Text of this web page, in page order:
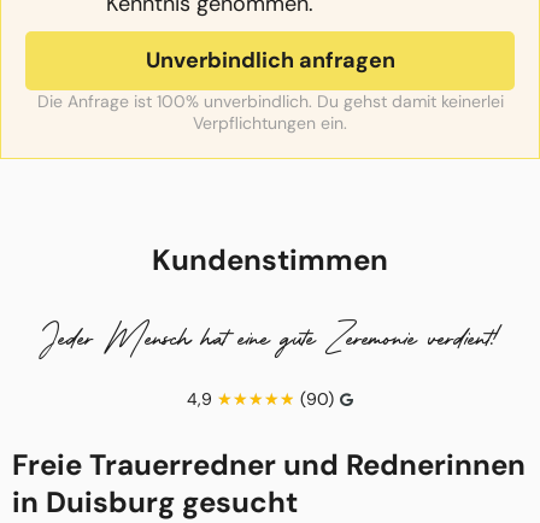
Die Anfrage ist 100% unverbindlich. Du gehst damit keinerlei
Verpflichtungen ein.
Kundenstimmen
Jeder Mensch hat eine gute Zeremonie verdient!
4,9 (90)
Freie Trauerredner und Rednerinnen
in Duisburg gesucht